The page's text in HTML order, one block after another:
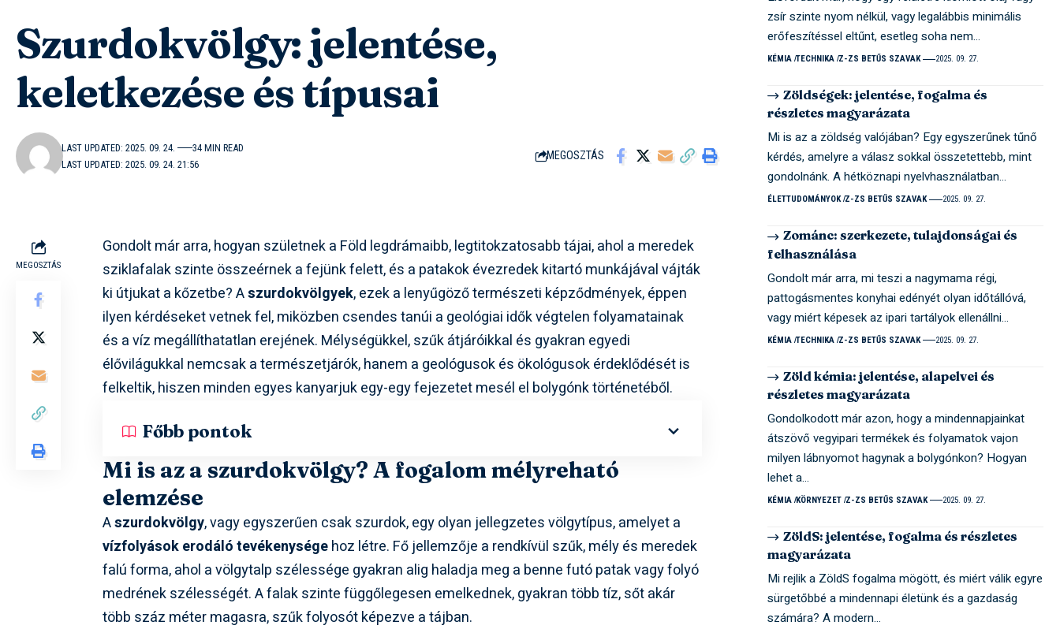
Szurdokvölgy: jelentése,
keletkezése és típusai
LAST UPDATED: 2025. 09. 24. 21:56
LAST UPDATED: 2025. 09. 24. 34 MIN READ
MEGOSZTÁS
MEGOSZTÁS
Gondolt már arra, hogyan születnek a Föld legdrámaibb, legtitokzatosabb tájai, ahol a meredek
sziklafalak szinte összeérnek a fejünk felett, és a patakok évezredek kitartó munkájával vájták
ki útjukat a kőzetbe? Aszurdokvölgyek, ezek a lenyűgöző természeti képződmények, éppen
ilyen kérdéseket vetnek fel, miközben csendes tanúi a geológiai idők végtelen folyamatainak
és a víz megállíthatatlan erejének. Mélységükkel, szűk átjáróikkal és gyakran egyedi
élővilágukkal nemcsak a természetjárók, hanem a geológusok és ökológusok érdeklődését is
felkeltik, hiszen minden egyes kanyarjuk egy-egy fejezetet mesél el bolygónk történetéből.
Főbb pontok
Mi is az a szurdokvölgy? A fogalom mélyreható
elemzése
Aszurdokvölgy, vagy egyszerűen csak szurdok, egy olyan jellegzetes völgytípus, amelyet a
vízfolyások erodáló tevékenységehoz létre. Fő jellemzője a rendkívül szűk, mély és meredek
falú forma, ahol a völgytalp szélessége gyakran alig haladja meg a benne futó patak vagy folyó
medrének szélességét. A falak szinte függőlegesen emelkednek, gyakran több tíz, sőt akár
több száz méter magasra, szűk folyosót képezve a tájban.
zsír szinte nyom nélkül, vagy legalábbis minimális
erőfeszítéssel eltűnt, esetleg soha nem…
KÉMIA TECHNIKA Z-ZS BETŰS SZAVAK 2025. 09. 27.
Zöldségek: jelentése, fogalma és
részletes magyarázata
Mi is az a zöldség valójában? Egy egyszerűnek tűnő
kérdés, amelyre a válasz sokkal összetettebb, mint
gondolnánk. A hétköznapi nyelvhasználatban…
ÉLETTUDOMÁNYOK Z-ZS BETŰS SZAVAK 2025. 09. 27.
Zománc: szerkezete, tulajdonságai és
felhasználása
Gondolt már arra, mi teszi a nagymama régi,
pattogásmentes konyhai edényét olyan időtállóvá,
vagy miért képesek az ipari tartályok ellenállni…
KÉMIA TECHNIKA Z-ZS BETŰS SZAVAK 2025. 09. 27.
Zöld kémia: jelentése, alapelvei és
részletes magyarázata
Gondolkodott már azon, hogy a mindennapjainkat
átszövő vegyipari termékek és folyamatok vajon
milyen lábnyomot hagynak a bolygónkon? Hogyan
lehet a…
KÉMIA KÖRNYEZET Z-ZS BETŰS SZAVAK 2025. 09. 27.
ZöldS: jelentése, fogalma és részletes
magyarázata
Mi rejlik a ZöldS fogalma mögött, és miért válik egyre
sürgetőbbé a mindennapi életünk és a gazdaság
számára? A modern…